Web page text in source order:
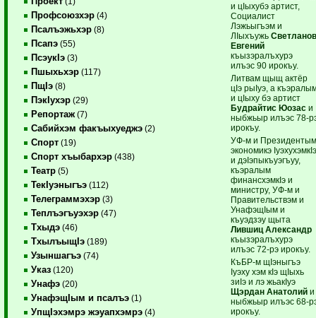
Профсоюзхэр (4)
Псалъэжьхэр (8)
Псапэ (55)
ПсэукIэ (3)
Пшыхьхэр (117)
ПщIэ (8)
ПэкIухэр (29)
Репортаж (7)
Сабийхэм факъыхуеджэ (2)
Спорт (19)
Спорт хъыбархэр (438)
Театр (5)
ТекIуэныгъэ (112)
Телеграммэхэр (3)
Теплъэгъуэхэр (47)
Тхыдэ (46)
ТхылъыщIэ (189)
Узыншагъэ (74)
Указ (120)
Унафэ (20)
УнафэщIым и псалъэ (1)
УпщIэхэмрэ жэуапхэмрэ (4)
и цIыхубэ артист,
Социалист
Лэжьыгъэм и
ЛIыхъужь
Евгений
къызэралъхурэ
илъэс 90 ирокъу.
Литвам щыщ актёр
цIэ рыIуэ, а
и цIыху бэ артист
Будрайтис Юозас и
ныбжьыр илъэс 78-
ирокъу.
УФ-м и
экономикэ
и дэIэпыкъуэгъуу,
къэралым
финансхэмкIэ и
министру, УФ-м и
Правительствэм и
УнафэщIым и
къуэдзэу щыта
Лившиц Александр
къызэралъхурэ
илъэс 72-рэ ирокъу.
КъБР-м щIэныгъэ
Iуэху хэм кIэ щIыхь
зиIэ и лэ жьакIуэ
Щэрдан Анатолий и
ныбжьыр илъэс 68-
ирокъу.